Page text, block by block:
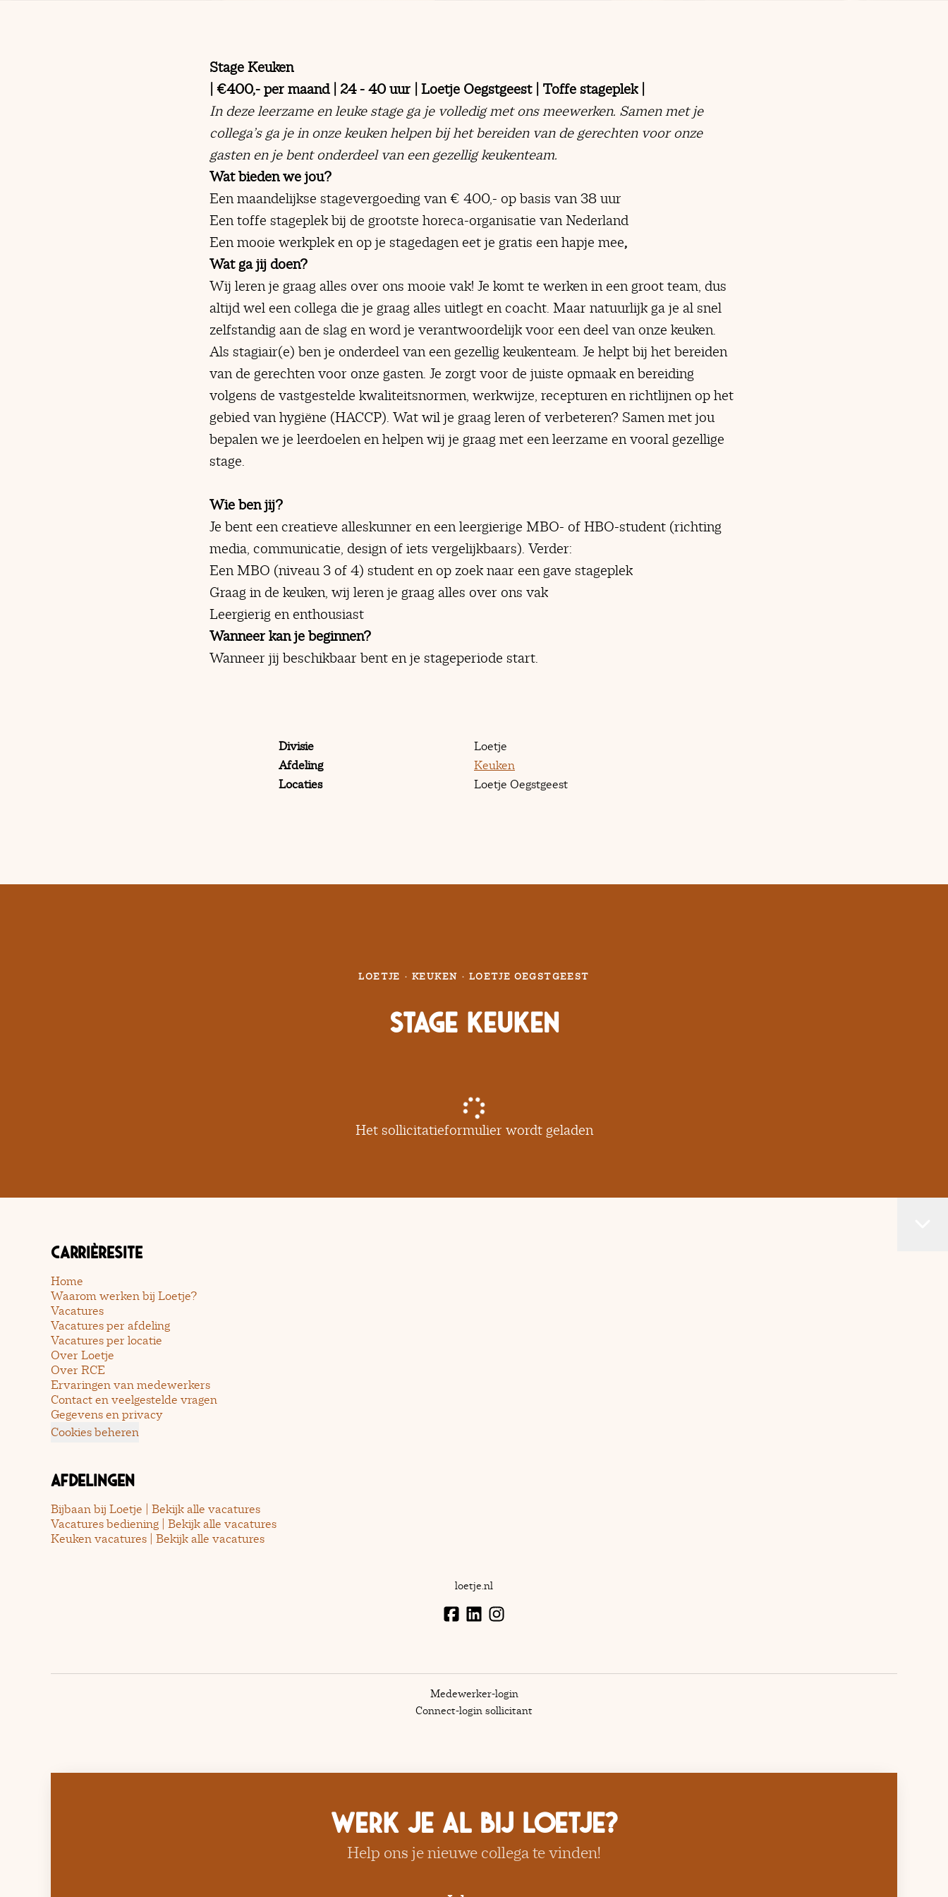
Stage Keuken
| €400,- per maand | 24 - 40 uur | Loetje Oegstgeest | Toffe stageplek |
In deze leerzame en leuke stage ga je volledig met ons meewerken. Samen met je
collega’s ga je in onze keuken helpen bij het bereiden van de gerechten voor onze
gasten en je bent onderdeel van een gezellig keukenteam.
Wat bieden we jou?
Een maandelijkse stagevergoeding van € 400,- op basis van 38 uur
Een toffe stageplek bij de grootste horeca-organisatie van Nederland
Een mooie werkplek en op je stagedagen eet je gratis een hapje mee,
Wat ga jij doen?
Wij leren je graag alles over ons mooie vak! Je komt te werken in een groot team, dus
altijd wel een collega die je graag alles uitlegt en coacht. Maar natuurlijk ga je al snel
zelfstandig aan de slag en word je verantwoordelijk voor een deel van onze keuken.
Als stagiair(e) ben je onderdeel van een gezellig keukenteam. Je helpt bij het bereiden
van de gerechten voor onze gasten. Je zorgt voor de juiste opmaak en bereiding
volgens de vastgestelde kwaliteitsnormen, werkwijze, recepturen en richtlijnen op het
gebied van hygiëne (HACCP). Wat wil je graag leren of verbeteren? Samen met jou
bepalen we je leerdoelen en helpen wij je graag met een leerzame en vooral gezellige
stage.
Wie ben jij?
Je bent een creatieve alleskunner en een leergierige MBO- of HBO-student (richting
media, communicatie, design of iets vergelijkbaars). Verder:
Een MBO (niveau 3 of 4) student en op zoek naar een gave stageplek
Graag in de keuken, wij leren je graag alles over ons vak
Leergierig en enthousiast
Wanneer kan je beginnen?
Wanneer jij beschikbaar bent en je stageperiode start.
Divisie
Loetje
Afdeling
Keuken
Locaties
Loetje Oegstgeest
LOETJE · KEUKEN · LOETJE OEGSTGEEST
Stage Keuken
Het sollicitatieformulier wordt geladen
Carrièresite
Home
Waarom werken bij Loetje?
Vacatures
Vacatures per afdeling
Vacatures per locatie
Over Loetje
Over RCE
Ervaringen van medewerkers
Contact en veelgestelde vragen
Gegevens en privacy
Cookies beheren
Afdelingen
Bijbaan bij Loetje | Bekijk alle vacatures
Vacatures bediening | Bekijk alle vacatures
Keuken vacatures | Bekijk alle vacatures
loetje.nl
Medewerker-login
Connect-login sollicitant
Werk je al bij Loetje?
Help ons je nieuwe collega te vinden!